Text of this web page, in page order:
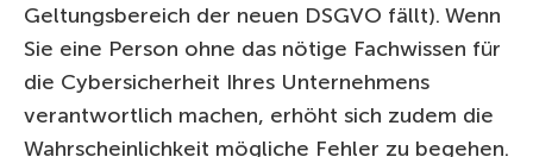
Geltungsbereich der neuen DSGVO fällt). Wenn
Sie eine Person ohne das nötige Fachwissen für
die Cybersicherheit Ihres Unternehmens
verantwortlich machen, erhöht sich zudem die
Wahrscheinlichkeit mögliche Fehler zu begehen.